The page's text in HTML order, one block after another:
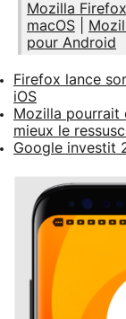
Mozilla
macOS
pour Android
Firefox lance
iOS
Mozilla pourrait
mieux le
Google investit